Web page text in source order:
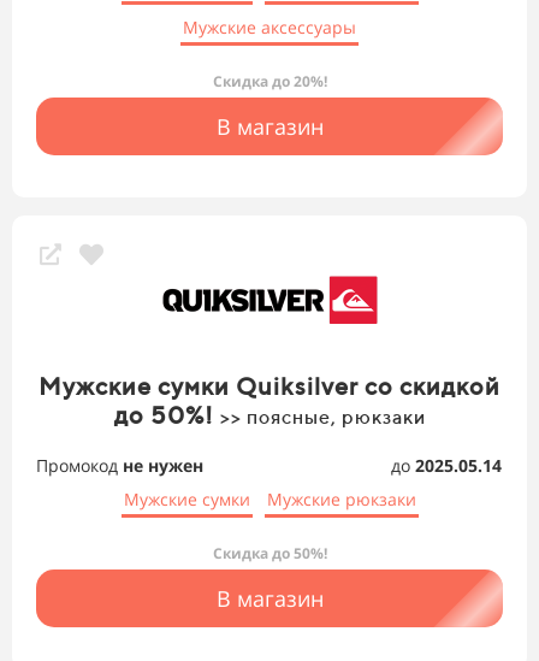
Мужские аксессуары
Скидка до 20%!
В магазин
Мужские сумки Quiksilver со скидкой
до 50%! >> поясные, рюкзаки
Промокод не нужен до 2025.05.14
Мужские сумки
Мужские рюкзаки
Скидка до 50%!
В магазин